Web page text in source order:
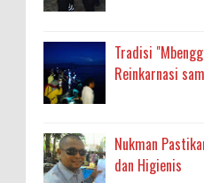
Tradisi
Reinkarnasi
Nukman
dan Higienis